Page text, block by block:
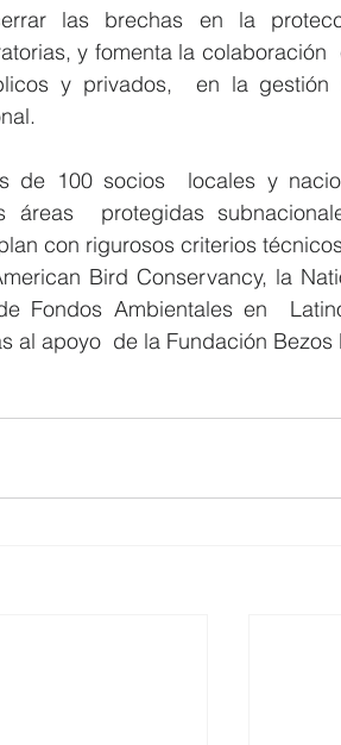
las brechas en la
y fomenta la colaboración
y privados,  en la gestión
de 100 socios  locales y
protegidas
con rigurosos criterios
Bird Conservancy, la
Fondos Ambientales en
al apoyo  de la Fundación Bezos